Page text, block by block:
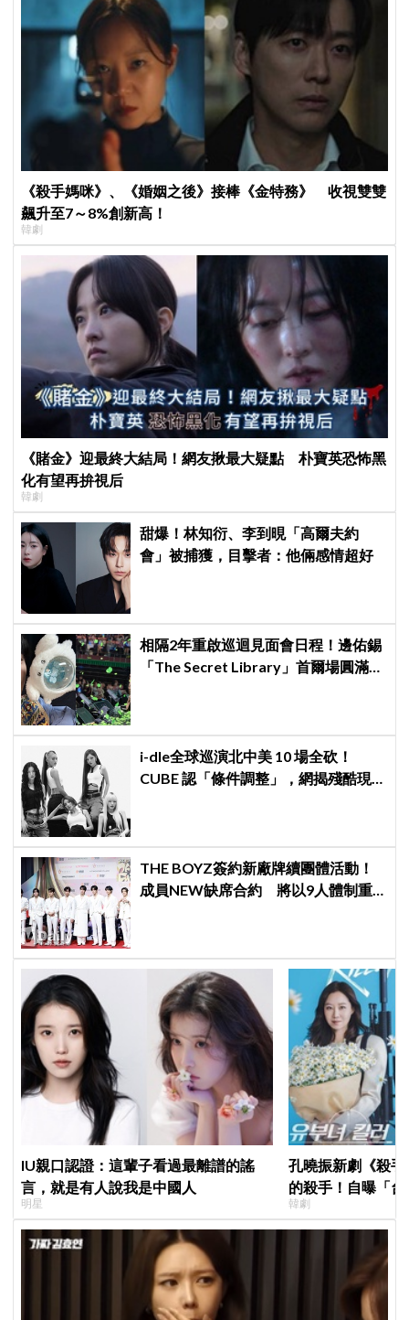
《殺手媽咪》、《婚姻之後》接棒《金特務》 收視雙雙
飆升至7～8%創新高！
韓劇
《賭金》迎最終大結局！網友揪最大疑點 朴寶英恐怖黑
化有望再拚視后
韓劇
甜爆！林知衍、李到晛「高爾夫約
會」被捕獲，目擊者：他倆感情超好
相隔2年重啟巡迴見面會日程！邊佑錫
「The Secret Library」首爾場圓滿結
i-dle全球巡演北中美 10 場全砍！
CUBE 認「條件調整」，網揭殘酷現
THE BOYZ簽約新廠牌續團體活動！
成員NEW缺席合約 將以9人體制重
IU親口認證：這輩子看過最離譜的謠
言，就是有人說我是中國人
明星
孔曉振新劇《殺
的殺手！自曝「
小很多XD
韓劇